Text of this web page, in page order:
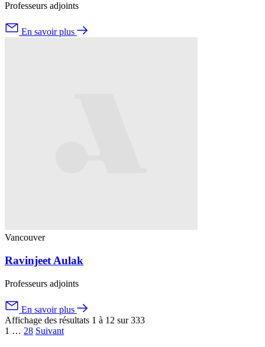
Professeurs adjoints
En savoir plus
Vancouver
Ravinjeet Aulak
Professeurs adjoints
En savoir plus
Affichage des résultats 1 à 12 sur 333
1 … 28 Suivant